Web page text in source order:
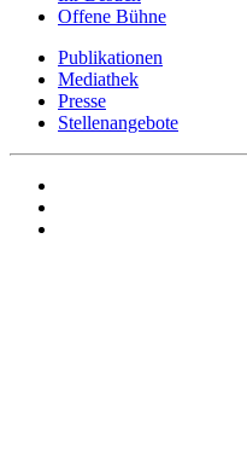
Offene Bühne
Publikationen
Mediathek
Presse
Stellenangebote